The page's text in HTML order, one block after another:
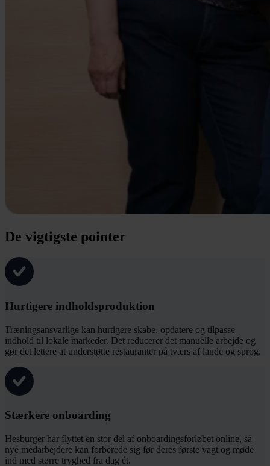
De vigtigste pointer
Hurtigere indholdsproduktion
Træningsansvarlige kan hurtigere skabe, opdatere og tilpasse
indhold til lokale markeder. Det reducerer det manuelle arbejde og
gør det lettere at understøtte restauranter på tværs af lande og sprog.
Stærkere onboarding
Hesburger har flyttet en stor del af onboardingsforløbet online, så
nye medarbejdere kan forberede sig før deres første vagt og møde
ind med større tryghed fra dag ét.